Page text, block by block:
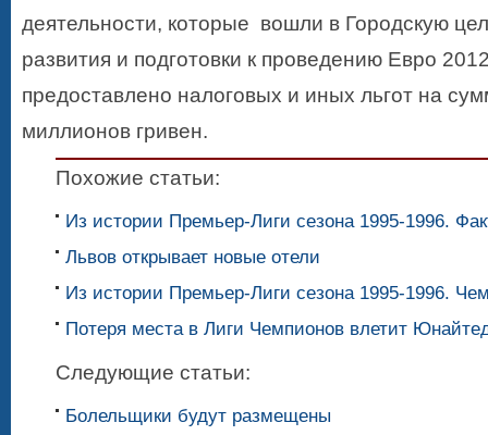
деятельности, которые вошли в Городскую
развития и подготовки к проведению Евро
предоставлено налоговых и иных льгот на
миллионов гривен.
Похожие статьи:
Из истории Премьер-Лиги сезона 1995-1996.
Львов открывает новые отели
Из истории Премьер-Лиги сезона 1995-1996.
Потеря места в Лиги Чемпионов влетит
Следующие статьи:
Болельщики будут размещены